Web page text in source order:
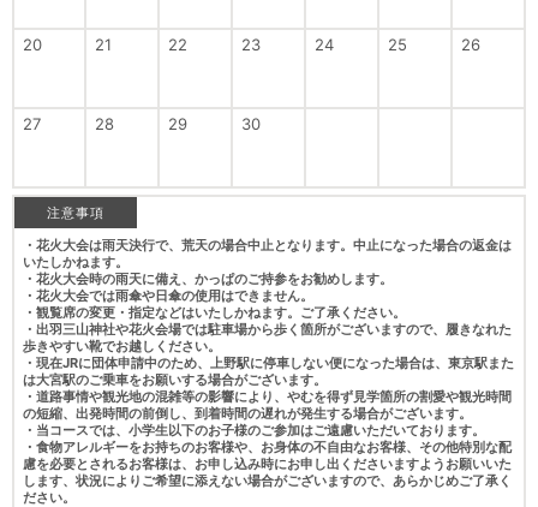
20 21 22 23 24 25 26
27 28 29 30
注意事項
・花火大会は雨天決行で、荒天の場合中止となります。中止になった場合の返金は
いたしかねます。
・花火大会時の雨天に備え、かっぱのご持参をお勧めします。
・花火大会では雨傘や日傘の使用はできません。
・観覧席の変更・指定などはいたしかねます。ご了承ください。
・出羽三山神社や花火会場では駐車場から歩く箇所がございますので、履きなれた
歩きやすい靴でお越しください。
・現在JRに団体申請中のため、上野駅に停車しない便になった場合は、東京駅また
は大宮駅のご乗車をお願いする場合がございます。
・道路事情や観光地の混雑等の影響により、やむを得ず見学箇所の割愛や観光時間
の短縮、出発時間の前倒し、到着時間の遅れが発生する場合がございます。
・当コースでは、小学生以下のお子様のご参加はご遠慮いただいております。
・食物アレルギーをお持ちのお客様や、お身体の不自由なお客様、その他特別な配
慮を必要とされるお客様は、お申し込み時にお申し出くださいますようお願いいた
します、状況によりご希望に添えない場合がございますので、あらかじめご了承く
ださい。